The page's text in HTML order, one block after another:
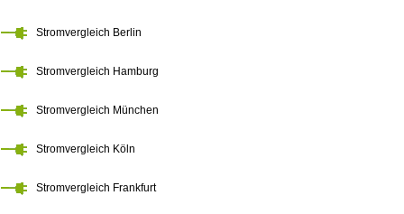
Stromvergleich Berlin
Stromvergleich Hamburg
Stromvergleich München
Stromvergleich Köln
Stromvergleich Frankfurt